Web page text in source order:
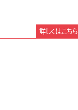
詳しくはこちら